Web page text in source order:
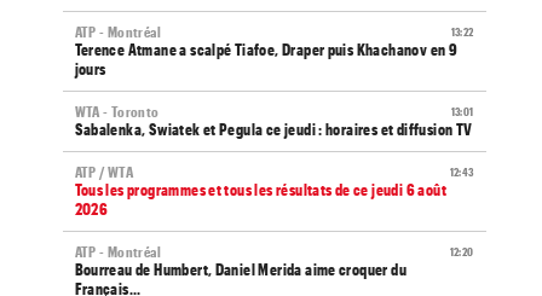
13:22
ATP - Montréal
Terence Atmane a scalpé Tiafoe, Draper puis Khachanov en 9
jours
13:01
WTA - Toronto
Sabalenka, Swiatek et Pegula ce jeudi : horaires et diffusion TV
12:43
ATP / WTA
Tous les programmes et tous les résultats de ce jeudi 6 août
2026
12:20
ATP - Montréal
Bourreau de Humbert, Daniel Merida aime croquer du
Français...